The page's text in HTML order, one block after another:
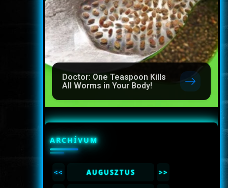
Doctor: One Teaspoon Kills
All Worms in Your Body!
ARCHÍVUM
<< AUGUSZTUS >>